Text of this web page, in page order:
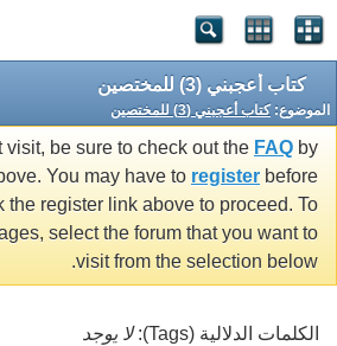
كتاب أعجبني (3) للمختصين
الموضوع:كتاب أعجبني (3) للمختصين
visit, be sure to check out the FAQ by
You may have to register before
the register link above to proceed. To
select the forum that you want to
visit from the selection below.
الكلمات الدلالية (Tags):
لا يوجد